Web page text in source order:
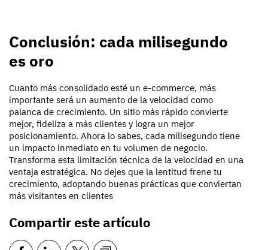
Conclusión: cada milisegundo
es oro
Cuanto más consolidado esté un e-commerce, más
importante será un aumento de la velocidad como
palanca de crecimiento. Un sitio más rápido convierte
mejor, fideliza a más clientes y logra un mejor
posicionamiento. Ahora lo sabes, cada milisegundo tiene
un impacto inmediato en tu volumen de negocio.
Transforma esta limitación técnica de la velocidad en una
ventaja estratégica. No dejes que la lentitud frene tu
crecimiento, adoptando buenas prácticas que conviertan
más visitantes en clientes
Compartir este artículo